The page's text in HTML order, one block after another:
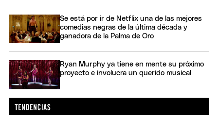
Se está por ir de Netflix una de las mejores
comedias negras de la última década y
ganadora de la Palma de Oro
Ryan Murphy ya tiene en mente su próximo
proyecto e involucra un querido musical